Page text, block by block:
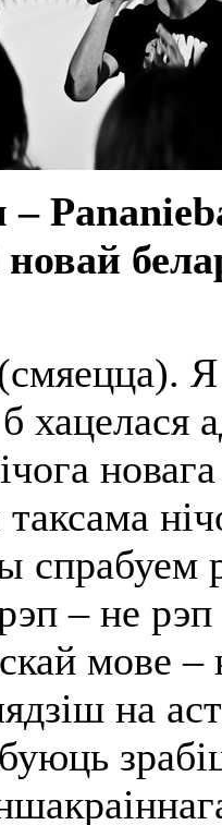
–
новай
Я
хацелася
новага
спрабуем
– не
мове –
на